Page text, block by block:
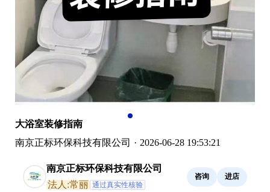
大浴室装修指南
南京正标环保科技有限公司 · 2026-06-28 19:53:21
南京正标环保科技有限公司
法人:常丽 通过真实性核验
咨询 进店